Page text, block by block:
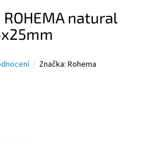
ROHEMA natural
Značka: Rohema